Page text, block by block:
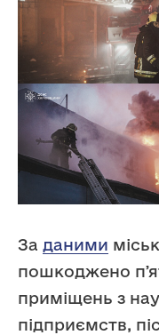
За даними
пошкоджено
приміщень з
підприємств,